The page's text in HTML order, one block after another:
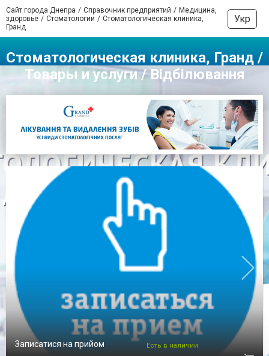
Сайт города Днепра Справочник предприятий
Медицина,
здоровье
Стоматологии
Стоматологическая клиника,
Гранд
Укр
Стоматологическая клиника, Гранд /
Товары и услуги / Відбілювання
Записатися на прийом Есть в наличии